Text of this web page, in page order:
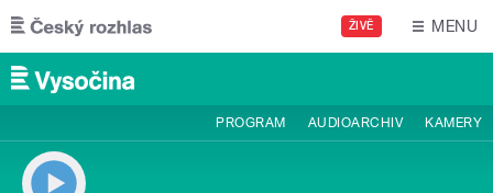
Přejít k hlavnímu obsahu
ŽIVĚ MENU
PROGRAM AUDIOARCHIV KAMERY